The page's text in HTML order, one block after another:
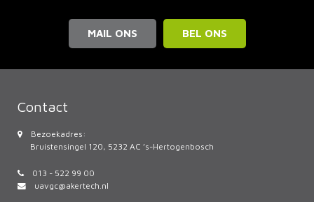
MAIL ONS BEL ONS
Contact
Bezoekadres:
Bruistensingel 120, 5232 AC ’s-Hertogenbosch
013 - 522 99 00
uavgc@akertech.nl